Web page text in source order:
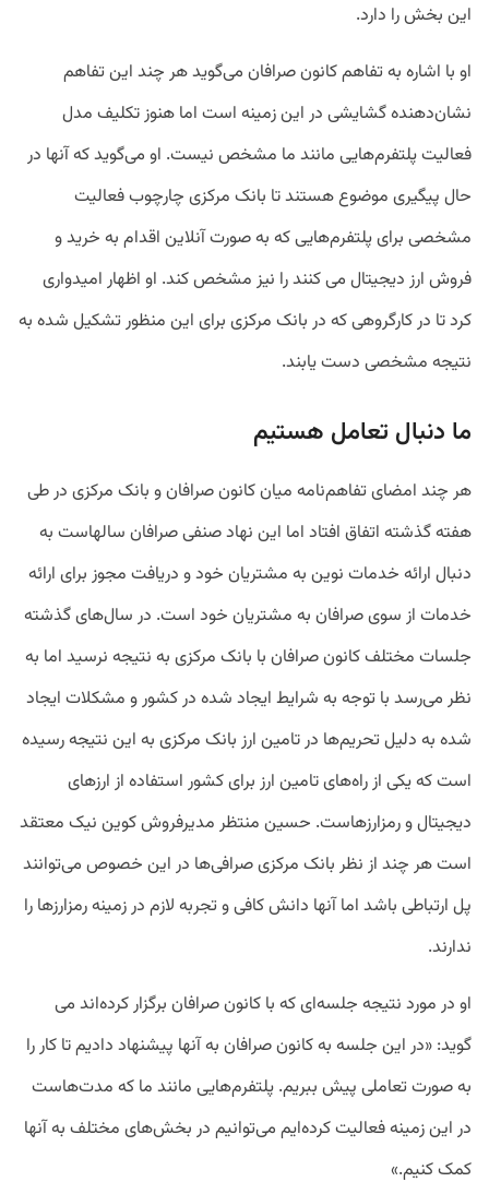
این بخش را دارد.
او با اشاره به تفاهمکانونصرافان می‌گویدهر چند این تفاهم‌
نشان‌دهندهگشایشی در اینزمینه است اما هنوزتکلیف مدل
فعالیتپلتفرم‌هایی مانند ما مشخص نیست. او می‌گویدکهآنها در
حال پیگیری موضوعهستندتا بانک مرکزی چارچوبفعالیت
مشخصی برایپلتفرم‌هاییکه بهصورتآنلاین اقدام به خریدو
فروش ارز دیجیتال میکنندرا نیز مشخصکند. او اظهار امیدواری
کردتا درکارگروهیکه در بانک مرکزی برای این منظور تشکیل شده به
نتیجه مشخصی دستیابند.
ما دنبال تعامل هستیم
هر چند امضای تفاهم‌نامه میان کانون صرافان و بانک مرکزی در طی
هفته گذشته اتفاق افتاد اما این نهاد صنفی صرافان سالهاست به
دنبال ارائه خدمات نوین به مشتریان خود و دریافت مجوز برای ارائه
خدمات از سوی صرافان به مشتریان خود است. در سال‌های گذشته
جلسات مختلف کانون صرافان با بانک مرکزی به نتیجه نرسید اما به
نظر می‌رسد با توجه به شرایط ایجاد شده در کشور و مشکلات ایجاد
شده به دلیل تحریم‌ها در تامین ارز بانک مرکزی به این نتیجه رسیده
است که یکی از راه‌های تامین ارز برای کشور استفاده از ارزهای
دیجیتال و رمزارزهاست. حسین منتظر مدیرفروش کوین نیک معتقد
است هر چند از نظر بانک مرکزی صرافی‌ها در این خصوص می‌توانند
پل ارتباطی باشد اما آنها دانش کافی و تجربه لازم در زمینه رمزارزها را
ندارند.
او در مورد نتیجه‌ جلسه‌ای که با کانون صرافان برگزار کرده‌اند می
گوید: «در این جلسه به کانون صرافان به آنها پیشنهاد دادیم تا کار را
به صورت تعاملی پیش ببریم. پلتفرم‌هایی مانند ما که مدت‌هاست
در این زمینه فعالیت کرده‌ایم می‌توانیم در بخش‌های مختلف به آنها
کمک کنیم.»